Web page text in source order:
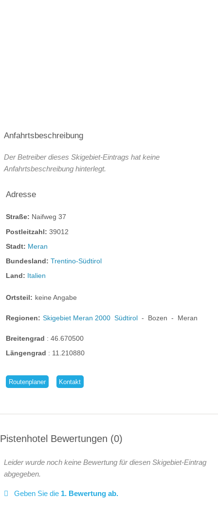
Anfahrtsbeschreibung
Der Betreiber dieses Skigebiet-Eintrags hat keine
Anfahrtsbeschreibung hinterlegt.
Adresse
Straße: Naifweg 37
Postleitzahl: 39012
Stadt: Meran
Bundesland: Trentino-Südtirol
Land: Italien
Ortsteil: keine Angabe
Regionen: Skigebiet Meran 2000 Südtirol - Bozen - Meran
Breitengrad : 46.670500
Längengrad : 11.210880
Routenplaner Kontakt
Pistenhotel Bewertungen 0
Leider wurde noch keine Bewertung für diesen Skigebiet-Eintrag
abgegeben.
Geben Sie die 1. Bewertung ab.